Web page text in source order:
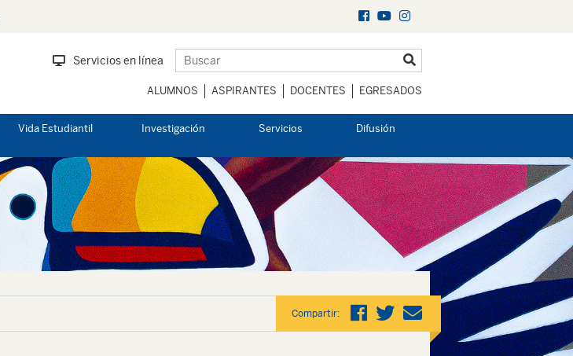
Servicios en línea
ALUMNOS ASPIRANTES DOCENTES EGRESADOS
Vida Estudiantil Investigación Servicios Difusión
Compartir: